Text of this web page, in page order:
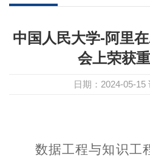
中国人民大学-阿里
会上荣获
日期：2024-05-15
数据工程与知识工